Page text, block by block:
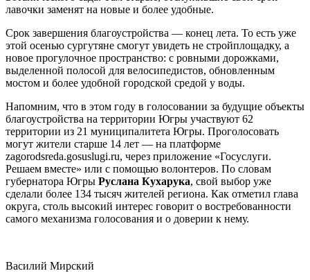
лавочки заменят на новые и более удобные.
Срок завершения благоустройства — конец лета. То есть уже
этой осенью сургутяне смогут увидеть не стройплощадку, а
новое прогулочное пространство: с ровными дорожками,
выделенной полосой для велосипедистов, обновленным
мостом и более удобной городской средой у воды.
Напомним, что в этом году в голосовании за будущие объекты
благоустройства на территории Югры участвуют 62
территории из 21 муниципалитета Югры. Проголосовать
могут жители старше 14 лет — на платформе
zagorodsreda.gosuslugi.ru, через приложение «Госуслуги.
Решаем вместе» или с помощью волонтеров. По словам
губернатора Югры Руслана Кухарука, свой выбор уже
сделали более 134 тысяч жителей региона. Как отметил глава
округа, столь высокий интерес говорит о востребованности
самого механизма голосования и о доверии к нему.
Василий Мирский